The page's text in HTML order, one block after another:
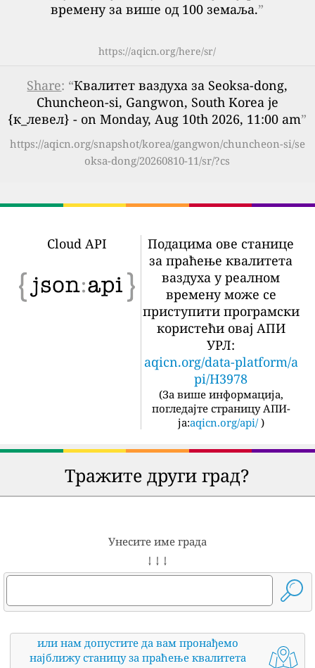
времену за више од 100 земаља.”
https://aqicn.org/here/sr/
Share: “Квалитет ваздуха за Seoksa-dong,
Chuncheon-si, Gangwon, South Korea је
{к_левел} - on Monday, Aug 10th 2026, 11:00 am”
https://aqicn.org/snapshot/korea/gangwon/chuncheon-si/se
oksa-dong/20260810-11/sr/?cs
Cloud API
Подацима ове станице
за праћење квалитета
ваздуха у реалном
времену може се
приступити програмски
користећи овај АПИ
УРЛ:
aqicn.org/data-platform/a
pi/H3978
(За више информација,
погледајте страницу АПИ-
ја:aqicn.org/api/ )
Тражите други град?
Унесите име града
↓ ↓ ↓
или нам допустите да вам пронађемо
најближу станицу за праћење квалитета